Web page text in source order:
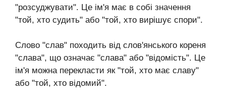
"розсуджувати". Це ім'я має в собі значення
"той, хто судить" або "той, хто вирішує спори".
Слово "слав" походить від слов'янського кореня
"слава", що означає "слава" або "відомість". Це
ім'я можна перекласти як "той, хто має славу"
або "той, хто відомий".